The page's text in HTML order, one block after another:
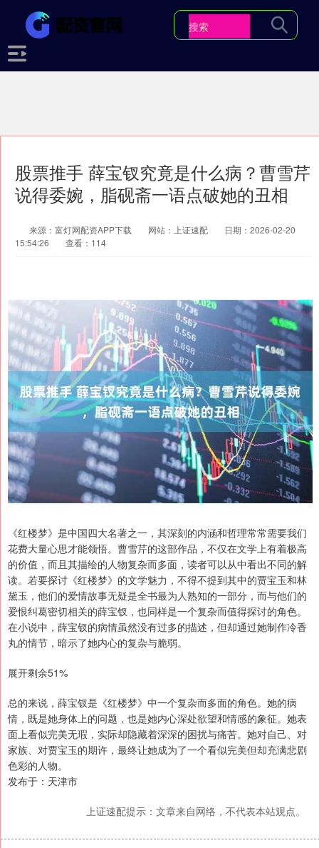
股票推手 薛宝钗究竟是什么病？曹雪芹
说得委婉，脂砚斋一语点破她的丑相
来源：富灯网配资APP下载 网站：上证速配
日期：2026-02-20
15:54:26
查看：114
《红楼梦》是中国四大名著之一，其深刻的内涵和哲理常常需要我们
花费大量心思才能领悟。曹雪芹的这部作品，不仅在文学上有着极高
的价值，而且其描绘的人物复杂而多面，读者可以从中看出不同的解
读。若要探讨《红楼梦》的文学魅力，不得不提到其中的贾宝玉和林
黛玉，他们的爱情故事无疑是全书最为人熟知的一部分，而与他们的
爱恨纠葛密切相关的薛宝钗，也同样是一个复杂而值得探讨的角色。
在小说中，薛宝钗的病情虽然没有过多的描述，但却通过她制作冷香
丸的情节，暗示了她内心的复杂与脆弱。
展开剩余51%
总的来说，薛宝钗是《红楼梦》中一个复杂而多面的角色。她的病
情，既是她身体上的问题，也是她内心深处欲望和情感的象征。她表
面上看似完美无瑕，实际却隐藏着深深的困扰与痛苦。她对自己、对
家族、对贾宝玉的期许，最终让她成为了一个看似完美但却充满悲剧
色彩的人物。
发布于：天津市
上证速配提示：文章来自网络，不代表本站观点。